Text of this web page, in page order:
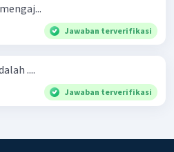
Jawaban terverifikasi
....
Jawaban terverifikasi